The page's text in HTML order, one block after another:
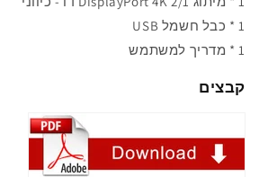
1 * כבל חשמל USB
1 * מדריך למשתמש
קבצים